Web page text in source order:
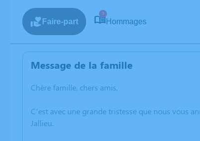
Faire-part
3
Hommages
Message de la famille
Chère famille, chers amis,
C’est avec une grande tristesse que nous vous
Jallieu.